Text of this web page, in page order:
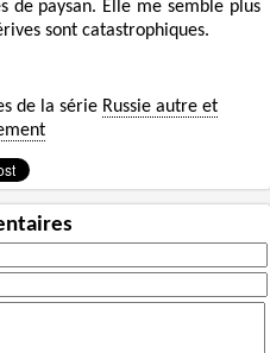
de paysan. Elle me semble plus
sont catastrophiques.
de la série Russie autre et